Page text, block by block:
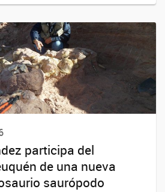
participa del
de una nueva
saurópodo